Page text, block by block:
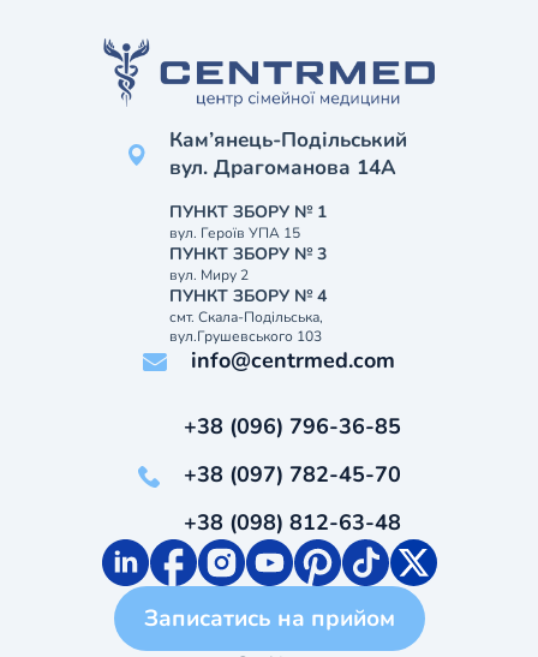
Кам’янець-Подільський
вул. Драгоманова 14А
ПУНКТ ЗБОРУ № 1
вул. Героїв УПА 15
ПУНКТ ЗБОРУ № 3
вул. Миру 2
ПУНКТ ЗБОРУ № 4
смт. Скала-Подільська,
вул.Грушевського 103
info@centrmed.com
+38 (096) 796-36-85
+38 (097) 782-45-70
+38 (098) 812-63-48
Записатись на прийом